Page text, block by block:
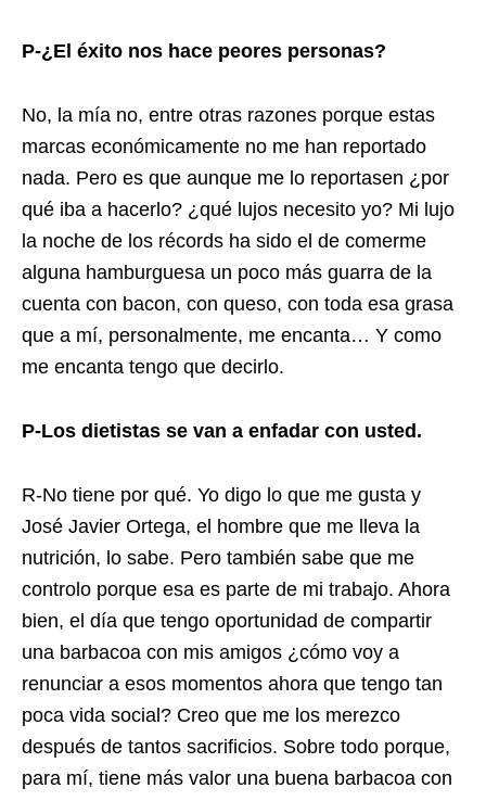
P-¿El éxito nos hace peores personas?
No, la mía no, entre otras razones porque estas
marcas económicamente no me han reportado
nada. Pero es que aunque me lo reportasen ¿por
qué iba a hacerlo? ¿qué lujos necesito yo? Mi lujo
la noche de los récords ha sido el de comerme
alguna hamburguesa un poco más guarra de la
cuenta con bacon, con queso, con toda esa grasa
que a mí, personalmente, me encanta… Y como
me encanta tengo que decirlo.
P-Los dietistas se van a enfadar con usted.
R-No tiene por qué. Yo digo lo que me gusta y
José Javier Ortega, el hombre que me lleva la
nutrición, lo sabe. Pero también sabe que me
controlo porque esa es parte de mi trabajo. Ahora
bien, el día que tengo oportunidad de compartir
una barbacoa con mis amigos ¿cómo voy a
renunciar a esos momentos ahora que tengo tan
poca vida social? Creo que me los merezco
después de tantos sacrificios. Sobre todo porque,
para mí, tiene más valor una buena barbacoa con